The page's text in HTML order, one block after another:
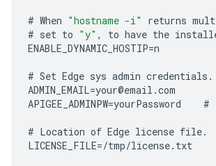
# When "hostname -i" returns
# set to "y" , to have the
ENABLE_DYNAMIC_HOSTIP=n
# Set Edge sys admin credentials .
ADMIN_EMAIL=your@email .com
APIGEE_ADMINPW=yourPassword #
# Location of Edge license file.
LICENSE_FILE=/tmp/license. txt